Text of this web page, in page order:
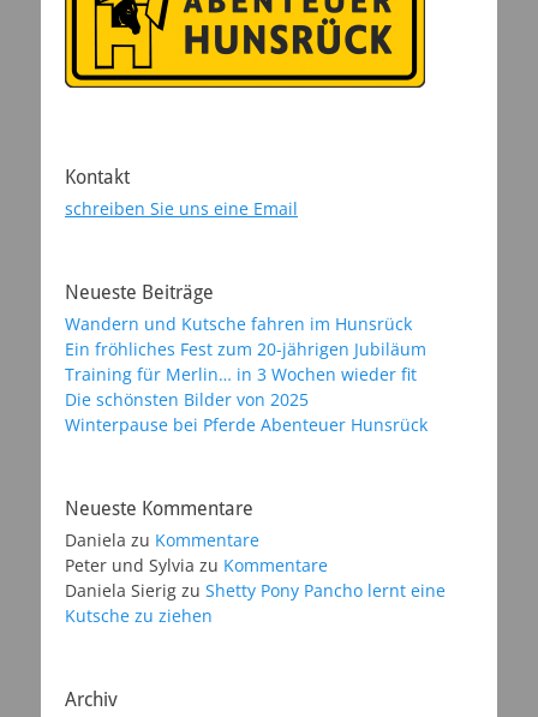
Kontakt
schreiben Sie uns eine Email
Neueste Beiträge
Wandern und Kutsche fahren im Hunsrück
Ein fröhliches Fest zum 20-jährigen Jubiläum
Training für Merlin… in 3 Wochen wieder fit
Die schönsten Bilder von 2025
Winterpause bei Pferde Abenteuer Hunsrück
Neueste Kommentare
Daniela zu Kommentare
Peter und Sylvia zu Kommentare
Daniela Sierig zu Shetty Pony Pancho lernt eine
Kutsche zu ziehen
Archiv